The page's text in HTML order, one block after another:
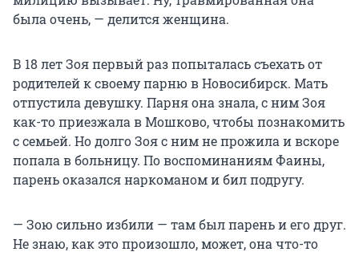
была очень, — делится женщина.
В 18 лет Зоя первый раз попыталась съехать от
родителей к своему парню в Новосибирск. Мать
отпустила девушку. Парня она знала, с ним Зоя
как-то приезжала в Мошково, чтобы познакомить
с семьей. Но долго Зоя с ним не прожила и вскоре
попала в больницу. По воспоминаниям Фаины,
парень оказался наркоманом и бил подругу.
— Зою сильно избили — там был парень и его друг.
Не знаю, как это произошло, может, она что-то